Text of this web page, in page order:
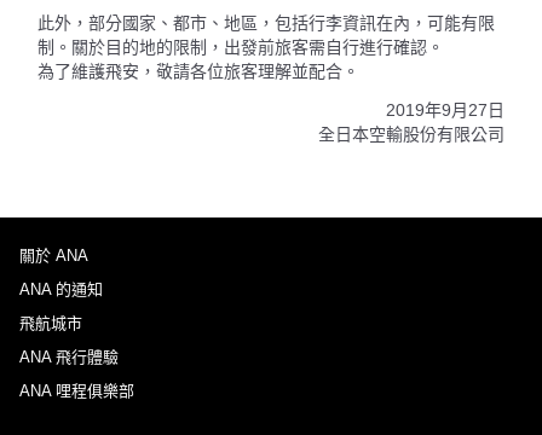
此外，部分國家、都市、地區，包括行李資訊在內，可能有限
制。關於目的地的限制，出發前旅客需自行進行確認。
為了維護飛安，敬請各位旅客理解並配合。
2019年9月27日
全日本空輸股份有限公司
關於 ANA
ANA 的通知
飛航城市
ANA 飛行體驗
ANA 哩程俱樂部